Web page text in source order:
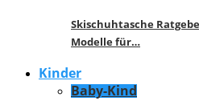
Skischuhtasche
Modelle für…
Kinder
Baby-Kind